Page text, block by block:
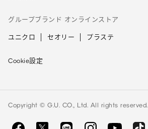
グループブランド オンラインストア
ユニクロ セオリー プラステ
Cookie設定
Copyright © G.U. CO., Ltd. All rights reserved.